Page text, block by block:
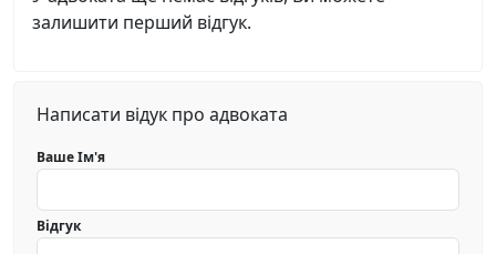
залишити перший відгук.
Написати відук про адвоката
Ваше Ім'я
Відгук